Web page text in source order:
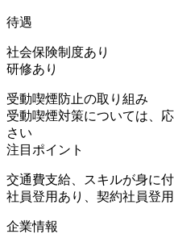
待遇
社会保険制度あり
研修あり
受動喫煙防止の取り組み
受動喫煙対策については、
さい
注目ポイント
交通費支給、スキルが身に
社員登用あり、契約社員登用
企業情報